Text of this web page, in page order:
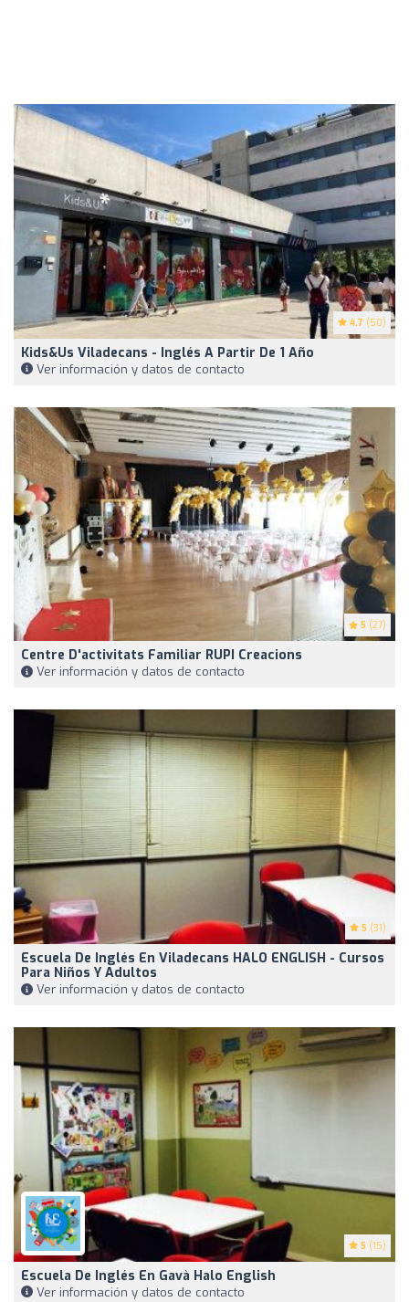
4.7 (50)
Kids&Us Viladecans - Inglés A Partir De 1 Año
Ver información y datos de contacto
5 (27)
Centre D'activitats Familiar RUPI Creacions
Ver información y datos de contacto
5 (31)
Escuela De Inglés En Viladecans HALO ENGLISH - Cursos
Para Niños Y Adultos
Ver información y datos de contacto
5 (15)
Escuela De Inglés En Gavà Halo English
Ver información y datos de contacto